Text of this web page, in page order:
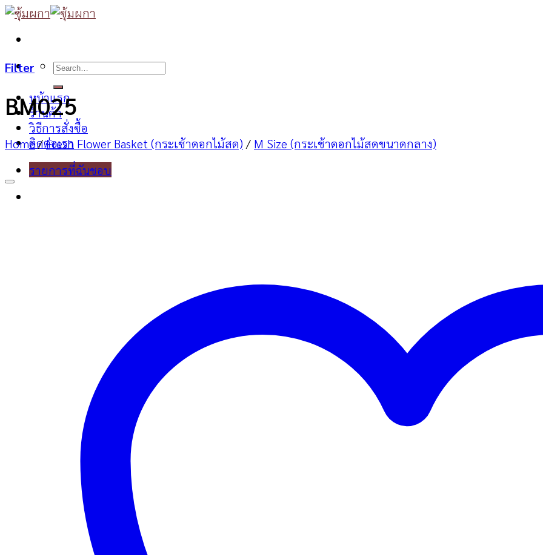
Skip
content
Search
หน้าแรก
ร้านค้า
วิธีการสั่งซื้อ
ติดต่อเรา
รายการที่ฉันชอบ
Filter
BM025
Home / Fresh Flower Basket (กระเช้าดอกไม้สด) / M Size (กระเช้าดอกไม้สดขนาดกลาง)